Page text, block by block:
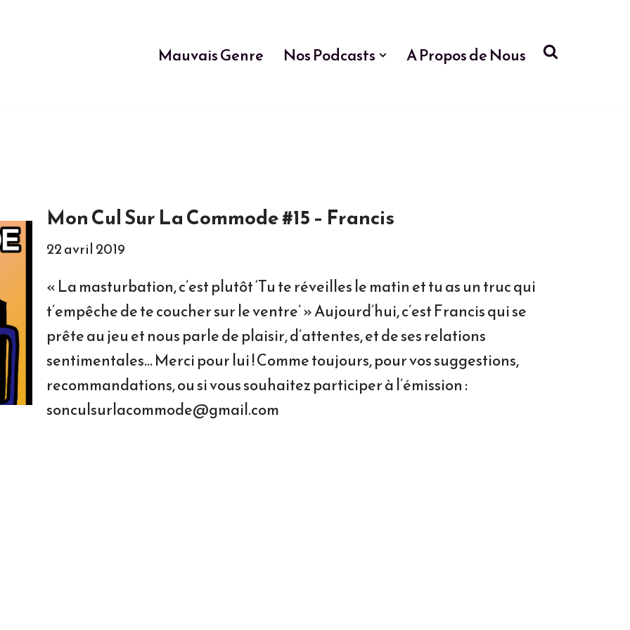
Mauvais Genre Nos Podcasts A Propos de Nous
Mon Cul Sur La Commode #15 – Francis
22 avril 2019
« La masturbation, c’est plutôt ‘Tu te réveilles le matin et tu as un truc qui
t’empêche de te coucher sur le ventre’ » Aujourd’hui, c’est Francis qui se
prête au jeu et nous parle de plaisir, d’attentes, et de ses relations
sentimentales… Merci pour lui ! Comme toujours, pour vos suggestions,
recommandations, ou si vous souhaitez participer à l’émission :
sonculsurlacommode@gmail.com